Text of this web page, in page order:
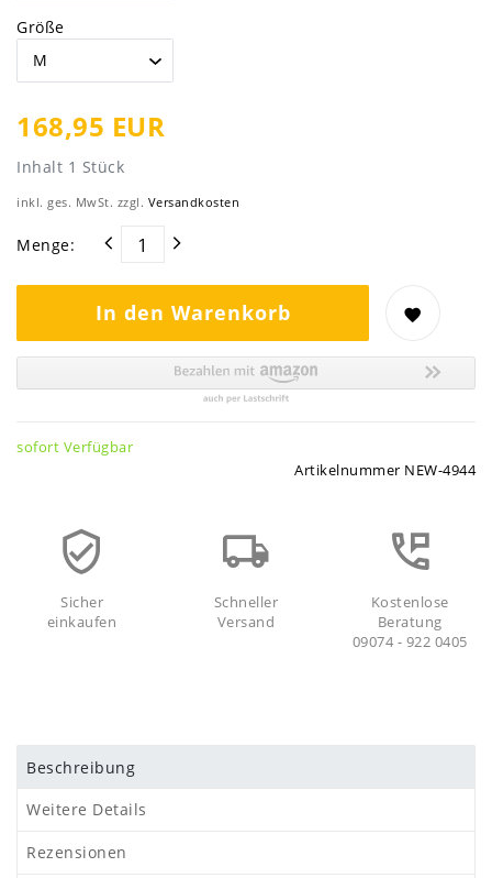
Größe
168,95 EUR
Inhalt 1 Stück
inkl. ges. MwSt. zzgl. Versandkosten
Menge:
In den Warenkorb
sofort Verfügbar
Artikelnummer NEW-4944
Sicher
einkaufen
Schneller
Versand
Kostenlose
Beratung
09074 - 922 0405
Beschreibung
Weitere Details
Rezensionen